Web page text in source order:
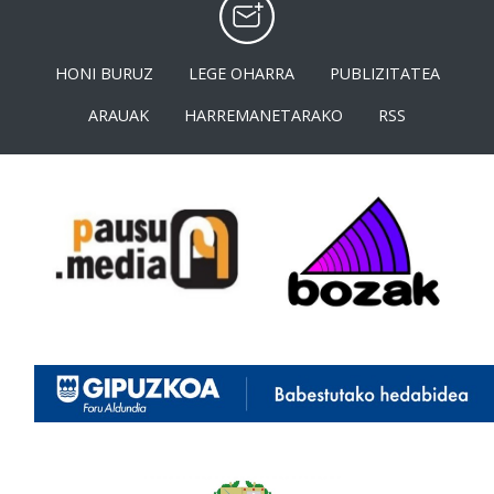
HONI BURUZ LEGE OHARRA
PUBLIZITATEA
ARAUAK
HARREMANETARAKO RSS